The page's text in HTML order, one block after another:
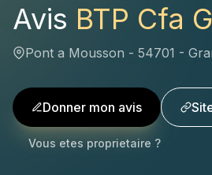
Avis BTP Cfa
Pont a Mousson - 54701 -
Donner mon avis
Vous etes proprietaire ?